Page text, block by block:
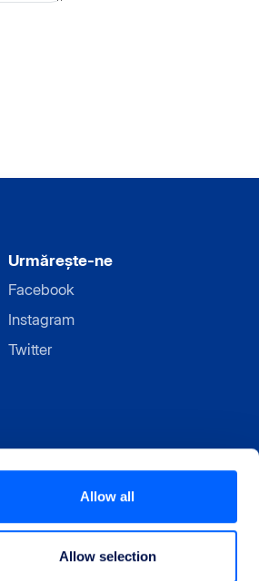
Allow all
Allow selection
Urmărește-ne
Facebook
Instagram
Twitter